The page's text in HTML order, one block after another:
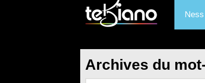
Ness
Archives du